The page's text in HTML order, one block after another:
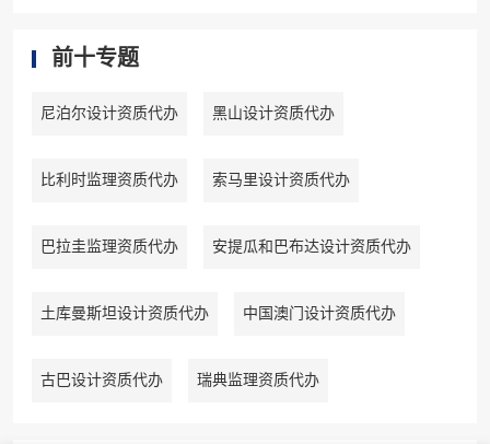
前十专题
尼泊尔设计资质代办 黑山设计资质代办
比利时监理资质代办 索马里设计资质代办
巴拉圭监理资质代办 安提瓜和巴布达设计资质代办
土库曼斯坦设计资质代办 中国澳门设计资质代办
古巴设计资质代办 瑞典监理资质代办